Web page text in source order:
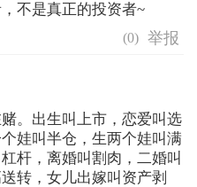
不是真正的投资者~
(0)
。出生叫上市，恋爱叫选
娃叫半仓，生两个娃叫满
杆，离婚叫割肉，二婚叫
转，女儿出嫁叫资产剥